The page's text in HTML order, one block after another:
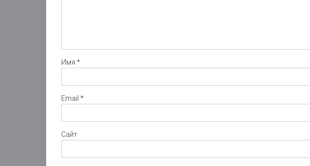
Имя *
Email *
Сайт